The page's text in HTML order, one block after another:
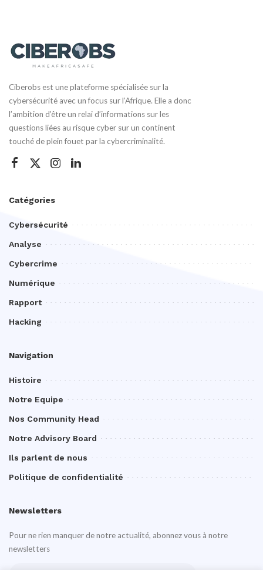
Ciberobs est une plateforme spécialisée sur la
cybersécurité avec un focus sur l’Afrique. Elle a donc
l’ambition d’être un relai d’informations sur les
questions liées au risque cyber sur un continent
touché de plein fouet par la cybercriminalité.
Catégories
Cybersécurité
Analyse
Cybercrime
Numérique
Rapport
Hacking
Navigation
Histoire
Notre Equipe
Nos Community Head
Notre Advisory Board
Ils parlent de nous
Politique de confidentialité
Newsletters
Pour ne rien manquer de notre actualité, abonnez vous à notre
newsletters